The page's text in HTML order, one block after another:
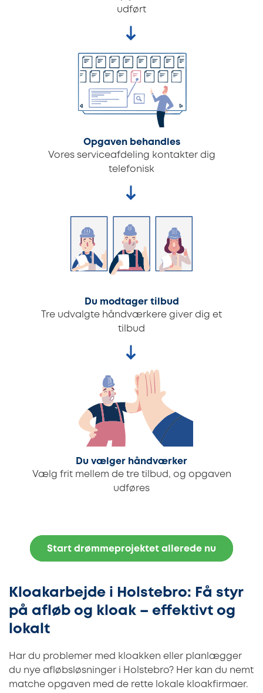
udført
Opgaven behandles
Vores serviceafdeling kontakter dig
telefonisk
Du modtager tilbud
Tre udvalgte håndværkere giver dig et
tilbud
Du vælger håndværker
Vælg frit mellem de tre tilbud, og opgaven
udføres
Start drømmeprojektet allerede nu
Kloakarbejde i Holstebro: Få styr
på afløb og kloak – effektivt og
lokalt
Har du problemer med kloakken eller planlægger
du nye afløbsløsninger i Holstebro? Her kan du nemt
matche opgaven med de rette lokale kloakfirmaer.